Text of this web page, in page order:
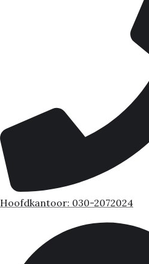
Hoofdkantoor: 030-2072024